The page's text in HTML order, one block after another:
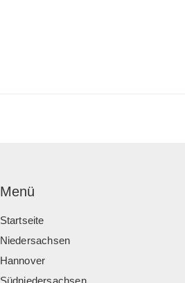
Menü
Startseite
Niedersachsen
Hannover